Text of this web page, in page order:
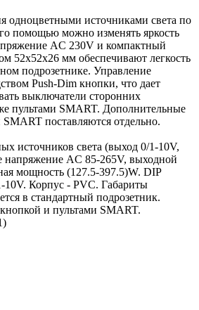
одноцветными источниками света по
помощью можно изменять яркость
AC 230V и компактный
52х52х26 мм обеспечивают легкость
подрозетнике. Управление
Push-Dim кнопки, что дает
выключатели сторонних
пультами SMART. Дополнительные
поставляются отдельно.
источников света (выход 0/1-10V,
напряжение AC 85-265V, выходной
мощность (127.5-397.5)W. DIP
10V. Корпус - PVC. Габариты
в стандартный подрозетник.
и пультами SMART.